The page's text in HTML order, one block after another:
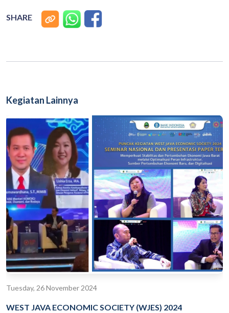
SHARE
Kegiatan Lainnya
Tuesday, 26 November 2024
WEST JAVA ECONOMIC SOCIETY (WJES) 2024